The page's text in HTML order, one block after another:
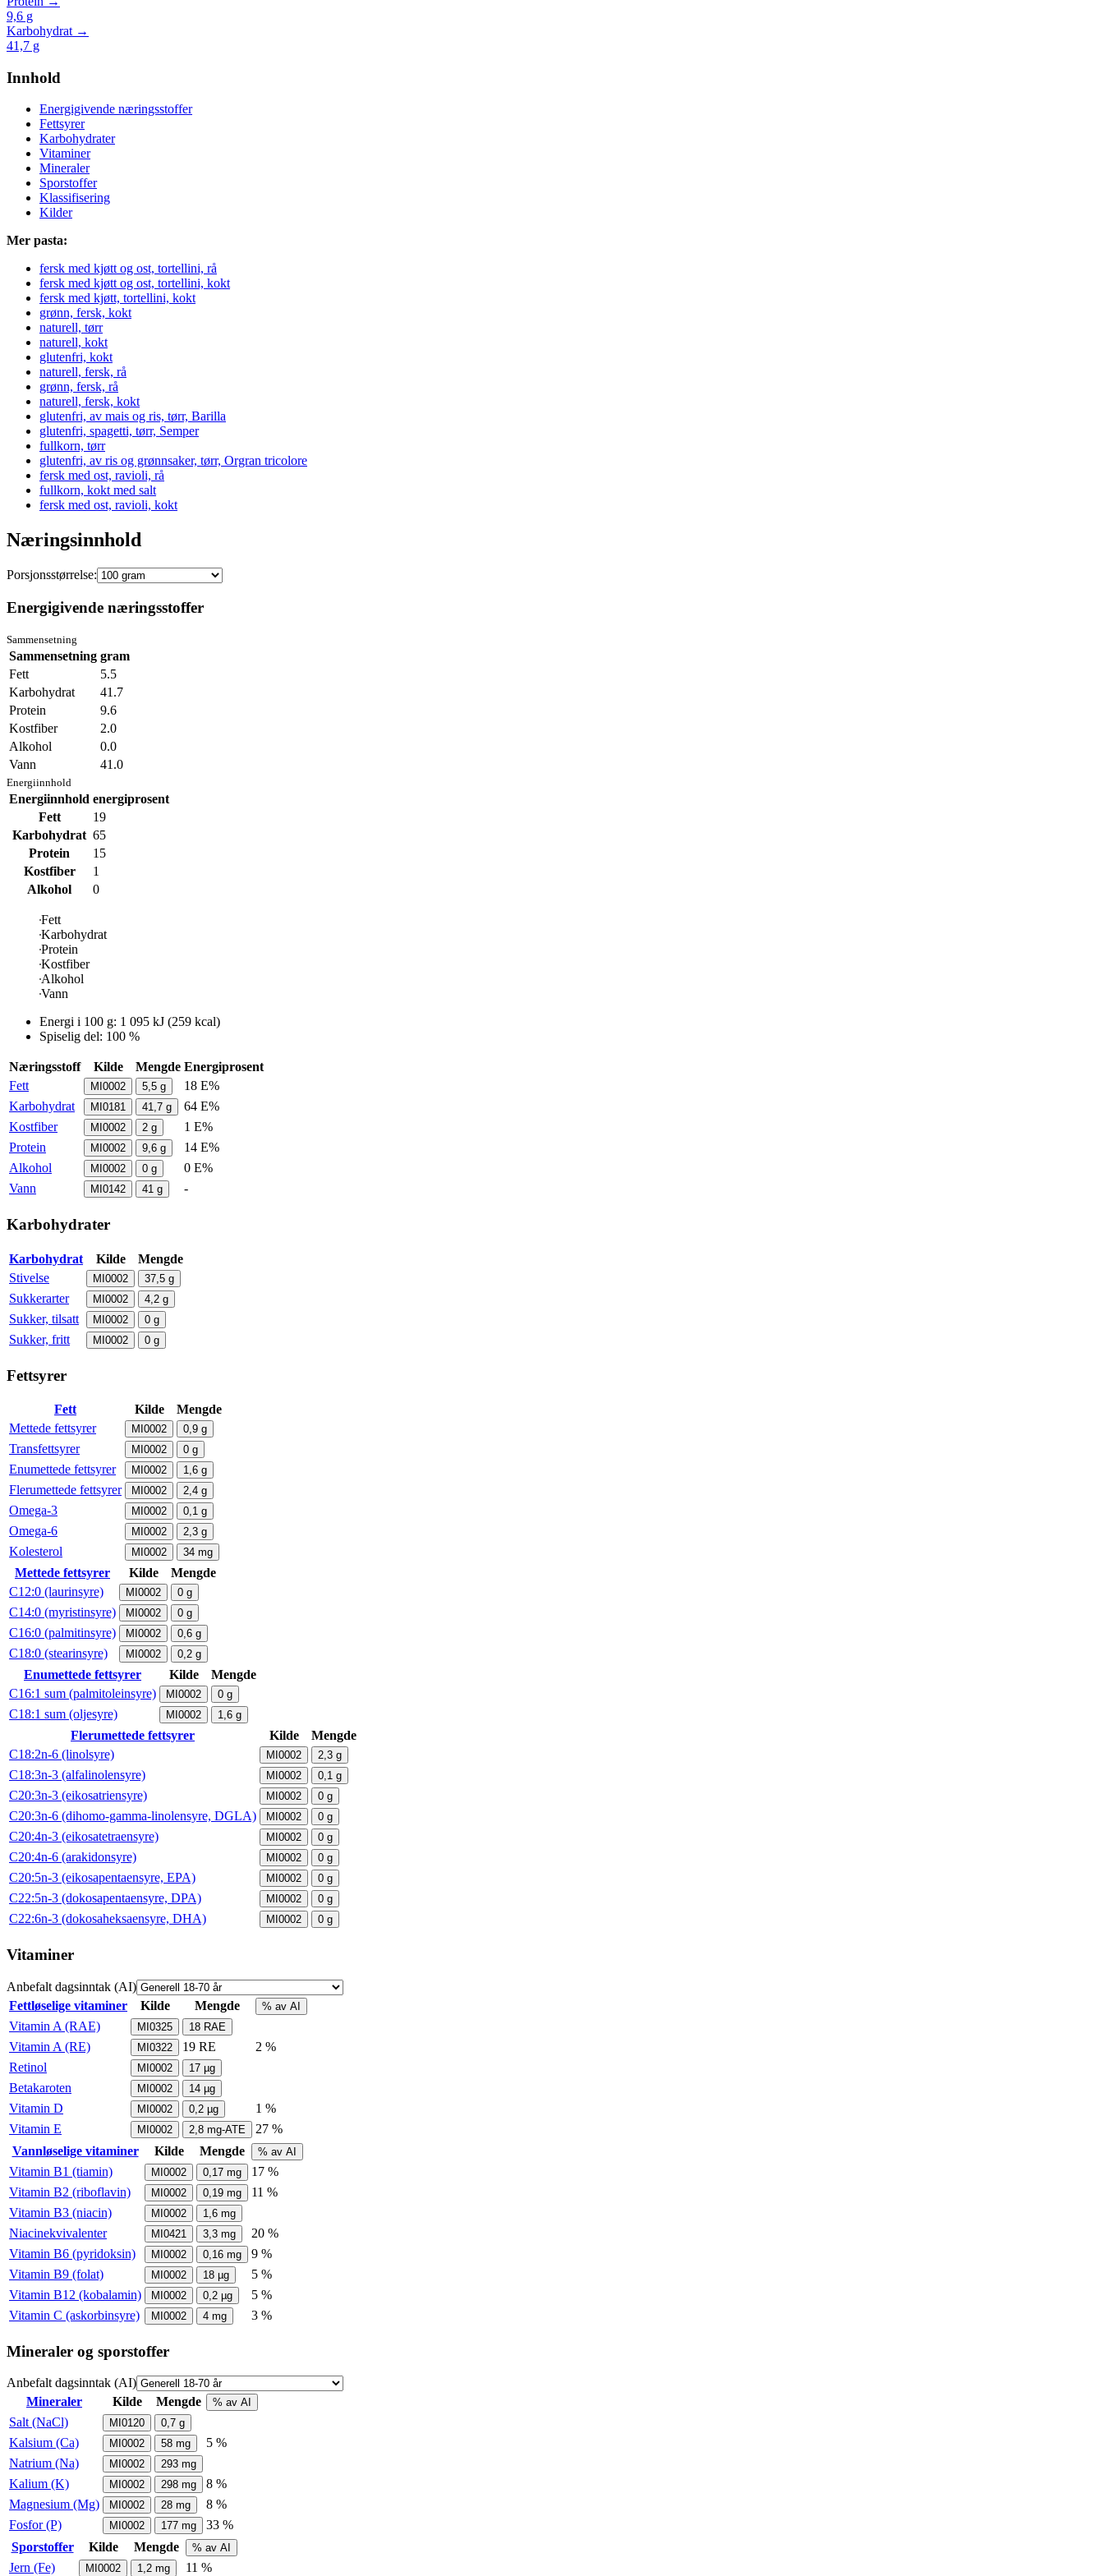
9,6 g
Karbohydrat →
41,7 g
Innhold
Energigivende næringsstoffer
Fettsyrer
Karbohydrater
Vitaminer
Mineraler
Sporstoffer
Klassifisering
Kilder
Mer pasta:
fersk med kjøtt og ost, tortellini, rå
fersk med kjøtt og ost, tortellini, kokt
fersk med kjøtt, tortellini, kokt
grønn, fersk, kokt
naturell, tørr
naturell, kokt
glutenfri, kokt
naturell, fersk, rå
grønn, fersk, rå
naturell, fersk, kokt
glutenfri, av mais og ris, tørr, Barilla
glutenfri, spagetti, tørr, Semper
fullkorn, tørr
glutenfri, av ris og grønnsaker, tørr, Orgran tricolore
fersk med ost, ravioli, rå
fullkorn, kokt med salt
fersk med ost, ravioli, kokt
Næringsinnhold
Porsjonsstørrelse:
Energigivende næringsstoffer
Sammensetning
Sammensetning gram
Fett
5.5
Karbohydrat
41.7
Protein
9.6
Kostfiber
2.0
Alkohol
0.0
Vann
41.0
Energiinnhold
Energiinnhold energiprosent
Fett
19
Karbohydrat 65
Protein
15
Kostfiber
1
Alkohol
0
Fett
Karbohydrat
Protein
Kostfiber
Alkohol
Vann
Energi i 100 g: 1 095 kJ (259 kcal)
Spiselig del: 100 %
Næringsstoff Kilde Mengde Energiprosent
Fett
MI0002 5,5 g
18 E%
Karbohydrat
MI0181 41,7 g
64 E%
Kostfiber
MI0002 2 g
1 E%
Protein
MI0002 9,6 g
14 E%
Alkohol
MI0002 0 g
0 E%
Vann
MI0142 41 g -
Karbohydrater
Karbohydrat Kilde
Mengde
Stivelse
MI0002 37,5 g
Sukkerarter MI0002 4,2 g
Sukker, tilsatt MI0002 0 g
Sukker, fritt MI0002 0 g
Fettsyrer
Fett Kilde
Mengde
Mettede fettsyrer
MI0002 0,9 g
Transfettsyrer MI0002 0 g
Enumettede fettsyrer MI0002 1,6 g
Flerumettede fettsyrer MI0002 2,4 g
Omega-3 MI0002 0,1 g
Omega-6 MI0002 2,3 g
Kolesterol MI0002 34 mg
Mettede fettsyrer Kilde
Mengde
C12:0 (laurinsyre)
MI0002 0 g
C14:0 (myristinsyre) MI0002 0 g
C16:0 (palmitinsyre) MI0002 0,6 g
C18:0 (stearinsyre) MI0002 0,2 g
Enumettede fettsyrer Kilde
Mengde
C16:1 sum (palmitoleinsyre)
MI0002 0 g
C18:1 sum (oljesyre) MI0002 1,6 g
Flerumettede fettsyrer Kilde
Mengde
C18:2n-6 (linolsyre)
MI0002 2,3 g
C18:3n-3 (alfalinolensyre) MI0002 0,1 g
C20:3n-3 (eikosatriensyre) MI0002 0 g
C20:3n-6 (dihomo-gamma-linolensyre, DGLA) MI0002 0 g
C20:4n-3 (eikosatetraensyre) MI0002 0 g
C20:4n-6 (arakidonsyre) MI0002 0 g
C20:5n-3 (eikosapentaensyre, EPA) MI0002 0 g
C22:5n-3 (dokosapentaensyre, DPA) MI0002 0 g
C22:6n-3 (dokosaheksaensyre, DHA) MI0002 0 g
Vitaminer
Anbefalt dagsinntak (AI)
Fettløselige vitaminer
Kilde Mengde % av AI
Vitamin A (RAE) MI0325 18 RAE
Vitamin A (RE) MI0322 19 RE
2 %
Retinol
MI0002 17 µg
Betakaroten MI0002 14 µg
Vitamin D MI0002 0,2 µg
1 %
Vitamin E
MI0002 2,8 mg-ATE
27 %
Vannløselige vitaminer
Kilde Mengde % av AI
Vitamin B1 (tiamin) MI0002 0,17 mg
17 %
Vitamin B2 (riboflavin)
MI0002 0,19 mg
11 %
Vitamin B3 (niacin)
MI0002 1,6 mg
Niacinekvivalenter MI0421 3,3 mg
20 %
Vitamin B6 (pyridoksin)
MI0002 0,16 mg
9 %
Vitamin B9 (folat)
MI0002 18 µg
5 %
Vitamin B12 (kobalamin)
MI0002 0,2 µg
5 %
Vitamin C (askorbinsyre)
MI0002 4 mg 3 %
Mineraler og sporstoffer
Anbefalt dagsinntak (AI)
Mineraler
Kilde Mengde % av AI
Salt (NaCl) MI0120 0,7 g
Kalsium (Ca) MI0002 58 mg
5 %
Natrium (Na)
MI0002 293 mg
Kalium (K) MI0002 298 mg
8 %
Magnesium (Mg)
MI0002 28 mg
8 %
Fosfor (P)
MI0002 177 mg
33 %
Sporstoffer
Kilde Mengde % av AI
Jern (Fe) MI0002 1,2 mg 11 %